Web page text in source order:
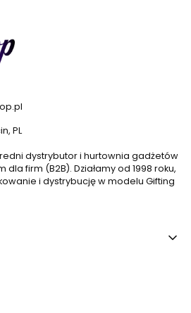
PL
dystrybutor i hurtownia gadżetów
firm (B2B). Działamy od 1998 roku,
i dystrybucję w modelu Gifting